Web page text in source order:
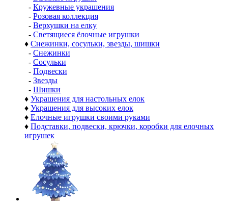
- Кружевные украшения
- Розовая коллекция
- Верхушки на елку
- Светящиеся ёлочные игрушки
♦ Снежинки, сосульки, звезды, шишки
- Снежинки
- Сосульки
- Подвески
- Звезды
- Шишки
♦ Украшения для настольных елок
♦ Украшения для высоких елок
♦ Елочные игрушки своими руками
♦ Подставки, подвески, крючки, коробки для елочных
игрушек